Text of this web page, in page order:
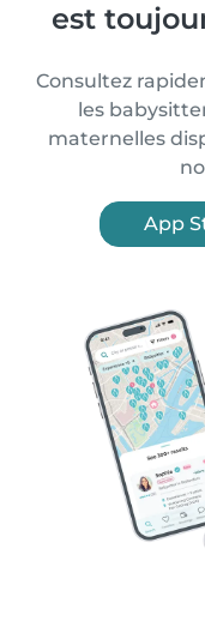
est
Consultez
les
maternelles
App